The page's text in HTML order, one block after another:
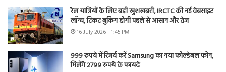
रेल यात्रियों के लिए बड़ी खुशखबरी, IRCTC की नई वेबसाइट
लॉन्च, टिकट बुकिंग होगी पहले से आसान और तेज
16 July 2026 - 1:45 PM
999 रुपये में रिजर्व करें Samsung का नया फोल्डेबल फोन,
मिलेंगे 2799 रुपये के फायदे